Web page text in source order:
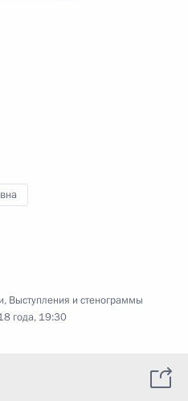
, Выступления и стенограммы
года, 19:30